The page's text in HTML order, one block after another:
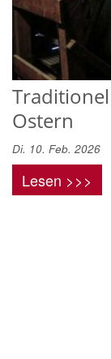
Ostern
Di. 10. Feb. 2026
Lesen >>>